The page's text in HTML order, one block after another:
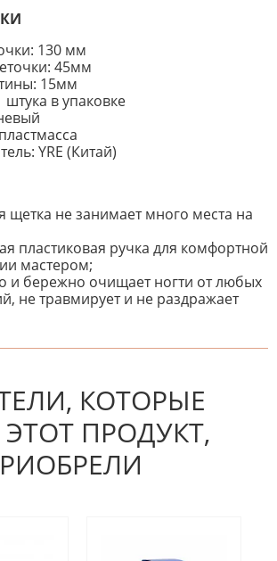
130 мм
45мм
15мм
штука в упаковке
YRE (Китай)
щетка не занимает много места на
пластиковая ручка для комфортной
мастером;
и бережно очищает ногти от любых
не травмирует и не раздражает
нет
КОТОРЫЕ
ПРОДУКТ,